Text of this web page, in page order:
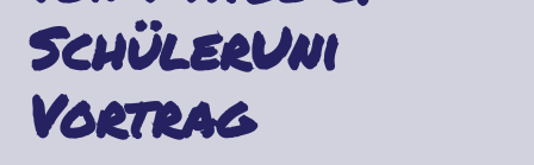
SchülerUni
Vortrag